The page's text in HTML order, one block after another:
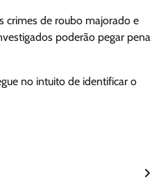
crimes de roubo majorado e
poderão pegar pena
no intuito de identificar o